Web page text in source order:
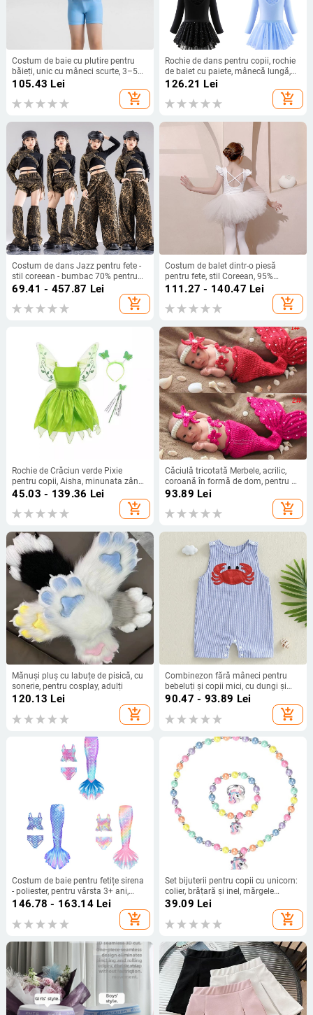
Costum de baie cu plutire pentru
băieți, unic cu mâneci scurte, 3–5
ani, material 85% poliester,
căptușeală 15% poliester, greutate
220 g
105.43 Lei
add_shopping_cart
Rochie de dans pentru copii, rochie
de balet cu paiete, mânecă lungă,
pentru fete, îmbrăcăminte de
îmbrăcăminte de examen de gradul
126.21 Lei
add_shopping_cart
Costum de dans Jazz pentru fete -
stil coreean - bumbac 70% pentru
costume de scenă pentru copii 8+
69.41 - 457.87 Lei
add_shopping_cart
Costum de balet dintr-o piesă
pentru fete, stil Coreean, 95%
bumbac, vârstă 3–8 ani
111.27 - 140.47 Lei
add_shopping_cart
Rochie de Crăciun verde Pixie
pentru copii, Aisha, minunata zână,
Tinker Bell, pentru prințesă, 2024
45.03 - 139.36 Lei
add_shopping_cart
Căciulă tricotată Merbele, acrilic,
coroană în formă de dom, pentru 0-
6 luni, patru sezoane, respirabilă și
93.89 Lei
add_shopping_cart
Mănuși pluș cu labuțe de pisică, cu
sonerie, pentru cosplay, adulți
120.13 Lei
add_shopping_cart
Combinezon fără mâneci pentru
bebeluți și copii mici, cu dungi și
broderie cu crab
90.47 - 93.89 Lei
add_shopping_cart
Costum de baie pentru fetițe sirena
- poliester, pentru vârsta 3+ ani,
Model: stil coreean, carouri, desen
146.78 - 163.14Lei
add_shopping_cart
Set bijuterii pentru copii cu unicorn:
colier, brățară și inel, mărgele
curcubeu, plastic, lanț cu biluțe,
extensie sub 10 cm, circumferință
21–50 cm, vârste 3–6, 6–10 și
primăvara 2025
39.09 Lei
add_shopping_cart